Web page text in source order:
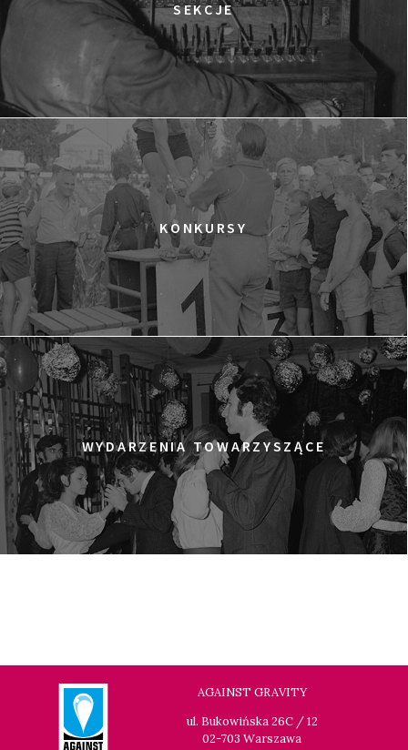
SEKCJE
KONKURSY
WYDARZENIA TOWARZYSZĄCE
AGAINST GRAVITY
ul. Bukowińska 26C / 12
02-703 Warszawa